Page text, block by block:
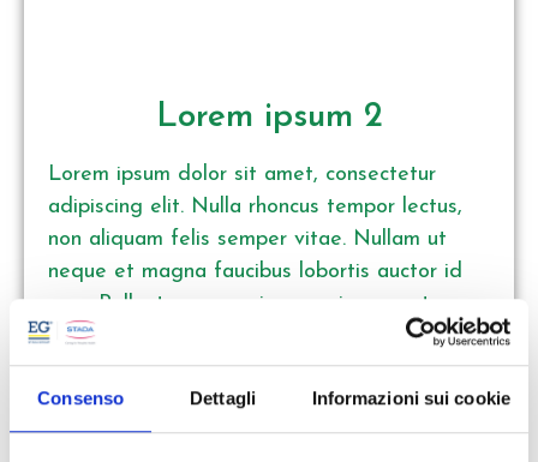
Consenso Dettagli Informazioni sui cookie
Lorem ipsum 2
Lorem ipsum dolor sit amet, consectetur
adipiscing elit. Nulla rhoncus tempor lectus,
non aliquam felis semper vitae. Nullam ut
neque et magna faucibus lobortis auctor id
arcu. Pellentesque varius mauris nec est
bibendum, efficitur rhoncus ipsum tristique.
Nullam molestie purus sed feugiat lobortis.
Curabitur congue sem et ipsum mattis auctor.
Cras convallis lectus enim, eget...